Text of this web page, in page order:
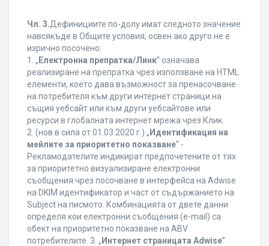
Чл. 3.Дефинициите по-долу имат следното значение
навсякъде в Общите условия, освен ако друго не е
изрично посочено:
1. „ Електронна препратка/Линк” означава
реализиране на препратка чрез използване на HTML
елементи, което дава възможност за пренасочване
на потребителя към други интернет страници на
същия уебсайт или към други уебсайтове или
ресурси в глобалната интернет мрежа чрез Клик.
2. (нов в сила от 01.03.2020 г.) „ Идентификация на
мейлите за приоритетно показване“ -
Рекламодателите индикират предпочетените от тях
за приоритетно визуализиране електронни
съобщения чрез посочване в интерфейса на Adwise
на DKIM идентификатор и част от съдържанието на
Subject на писмото. Комбинацията от двете данни
определя кои електронни съобщения (e-mail) са
обект на приоритетно показване на ABV
потребителите. 3. „ Интернет страницата Adwise”